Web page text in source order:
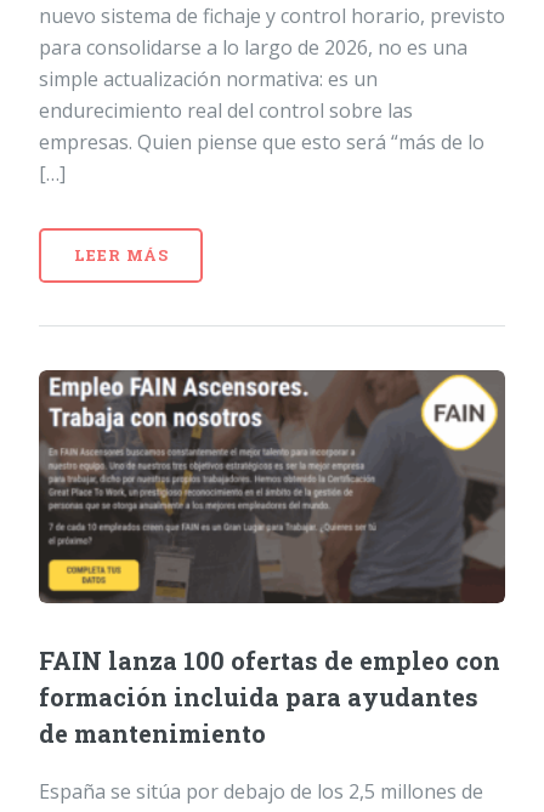
nuevo sistema de fichaje y control horario, previsto
para consolidarse a lo largo de 2026, no es una
simple actualización normativa: es un
endurecimiento real del control sobre las
empresas. Quien piense que esto será “más de lo
[…]
LEER MÁS
FAIN lanza 100 ofertas de empleo con
formación incluida para ayudantes
de mantenimiento
España se sitúa por debajo de los 2,5 millones de